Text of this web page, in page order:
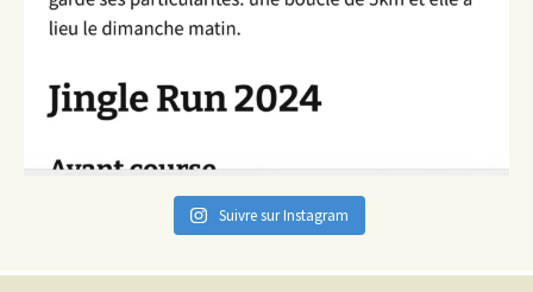
Suivre sur Instagram